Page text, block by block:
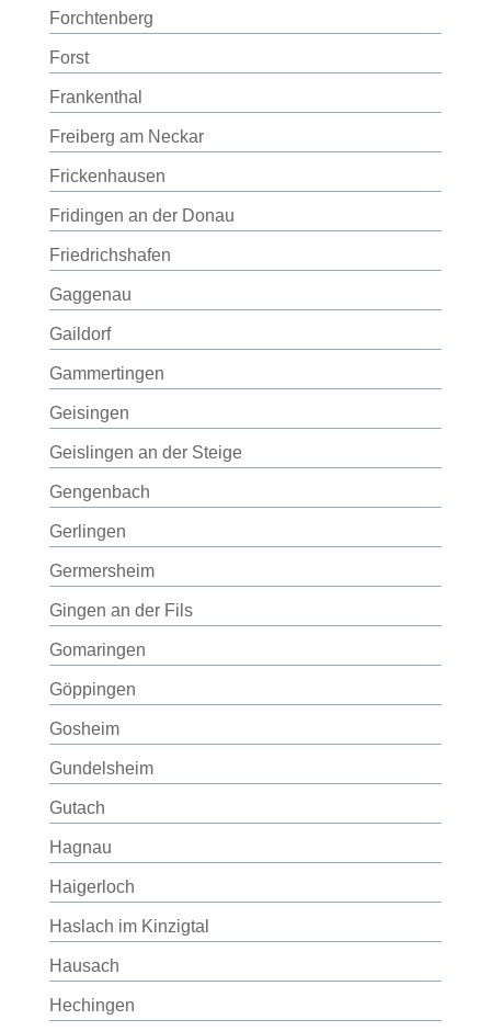
Forchtenberg
Forst
Frankenthal
Freiberg am Neckar
Frickenhausen
Fridingen an der Donau
Friedrichshafen
Gaggenau
Gaildorf
Gammertingen
Geisingen
Geislingen an der Steige
Gengenbach
Gerlingen
Germersheim
Gingen an der Fils
Gomaringen
Göppingen
Gosheim
Gundelsheim
Gutach
Hagnau
Haigerloch
Haslach im Kinzigtal
Hausach
Hechingen